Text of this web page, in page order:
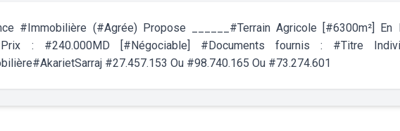
#Immobilière (#Agrée) Propose ______#Terrain Agricole [#6300m²] En
: #240.000MD [#Négociable] #Documents fournis : #Titre
#27.457.153 Ou #98.740.165 Ou #73.274.601